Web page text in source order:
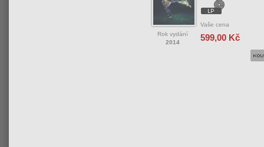
Rok vydání
2014
Vaše cena
599,00 Kč